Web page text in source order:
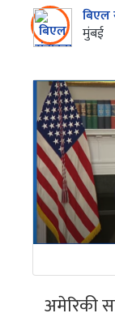
बिएल
मुंबई
अमेरिकी